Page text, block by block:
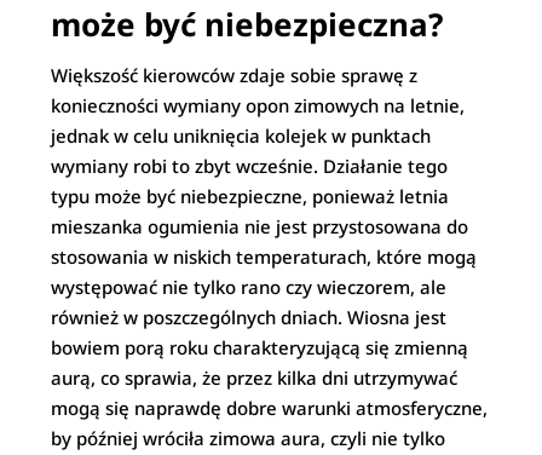
może być niebezpieczna?
Większość kierowców zdaje sobie sprawę z
konieczności wymiany opon zimowych na letnie,
jednak w celu uniknięcia kolejek w punktach
wymiany robi to zbyt wcześnie. Działanie tego
typu może być niebezpieczne, ponieważ letnia
mieszanka ogumienia nie jest przystosowana do
stosowania w niskich temperaturach, które mogą
występować nie tylko rano czy wieczorem, ale
również w poszczególnych dniach. Wiosna jest
bowiem porą roku charakteryzującą się zmienną
aurą, co sprawia, że przez kilka dni utrzymywać
mogą się naprawdę dobre warunki atmosferyczne,
by później wróciła zimowa aura, czyli nie tylko